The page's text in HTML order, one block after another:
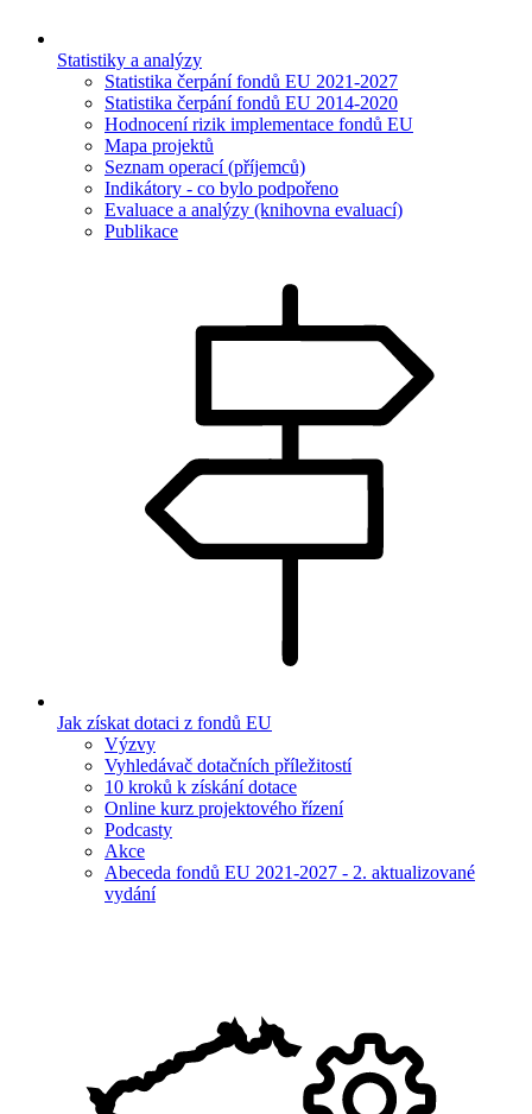
Statistiky a analýzy
Statistika čerpání fondů EU 2021-2027
Statistika čerpání fondů EU 2014-2020
Hodnocení rizik implementace fondů EU
Mapa projektů
Seznam operací (příjemců)
Indikátory - co bylo podpořeno
Evaluace a analýzy (knihovna evaluací)
Publikace
Jak získat dotaci z fondů EU
Výzvy
Vyhledávač dotačních příležitostí
10 kroků k získání dotace
Online kurz projektového řízení
Podcasty
Akce
Abeceda fondů EU 2021-2027 - 2. aktualizované
vydání